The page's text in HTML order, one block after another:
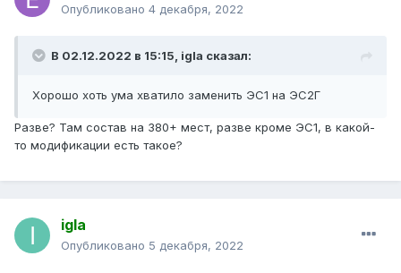
Опубликовано 4 декабря, 2022
В 02.12.2022 в 15:15, igla сказал:
Хорошо хоть ума хватило заменить ЭС1 на ЭС2Г
Разве? Там состав на 380+ мест, разве кроме ЭС1, в какой-
то модификации есть такое?
igla
Опубликовано 5 декабря, 2022